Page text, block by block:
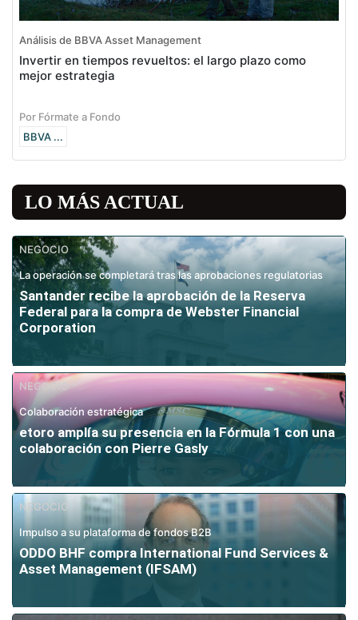
Análisis de BBVA Asset Management
Invertir en tiempos revueltos: el largo plazo como
mejor estrategia
Por Fórmate a Fondo
BBVA ...
LO MÁS ACTUAL
NEGOCIO
La operación se completará tras las aprobaciones regulatorias
Santander recibe la aprobación de la Reserva
Federal para la compra de Webster Financial
Corporation
NEGOCIO
Colaboración estratégica
etoro amplía su presencia en la Fórmula 1 con una
colaboración con Pierre Gasly
NEGOCIO
Impulso a su plataforma de fondos B2B
ODDO BHF compra International Fund Services &
Asset Management (IFSAM)